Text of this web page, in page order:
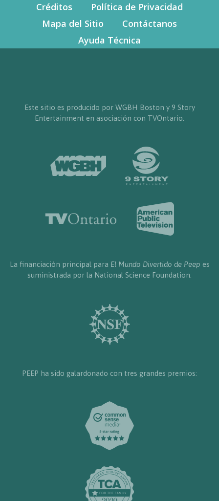
Créditos
Política de Privacidad
Mapa del Sitio
Contáctanos
Ayuda Técnica
Este sitio es producido por WGBH Boston y 9 Story
Entertainment en asociación con TVOntario.
La financiación principal para El Mundo Divertido de Peep es
suministrada por la National Science Foundation.
PEEP ha sido galardonado con tres grandes premios: